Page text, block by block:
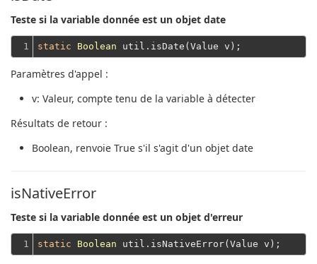
Teste si la variable donnée est un objet date
1 static Boolean
Paramètres d'appel :
v: Valeur, compte tenu de la variable à détecter
Résultats de retour :
Boolean, renvoie True s'il s'agit d'un objet date
isNativeError
Teste si la variable donnée est un objet d'erreur
1 static Boolean